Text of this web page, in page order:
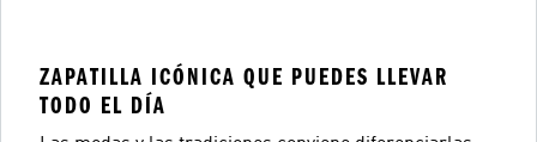
ZAPATILLA ICÓNICA QUE PUEDES LLEVAR
TODO EL DÍA